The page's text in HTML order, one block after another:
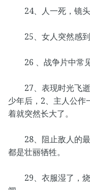
24、人一死，镜头
25、女人突然感到
26 、战争片中常见
27、表现时光飞逝
少年后，2、主人公作
着就突然长大了。
28、阻止敌人的最
都是壮丽牺牲。
29、衣服湿了，烧